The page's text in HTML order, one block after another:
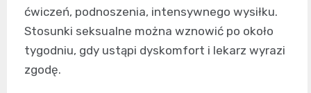
ćwiczeń, podnoszenia, intensywnego wysiłku.
Stosunki seksualne można wznowić po około
tygodniu, gdy ustąpi dyskomfort i lekarz wyrazi
zgodę.